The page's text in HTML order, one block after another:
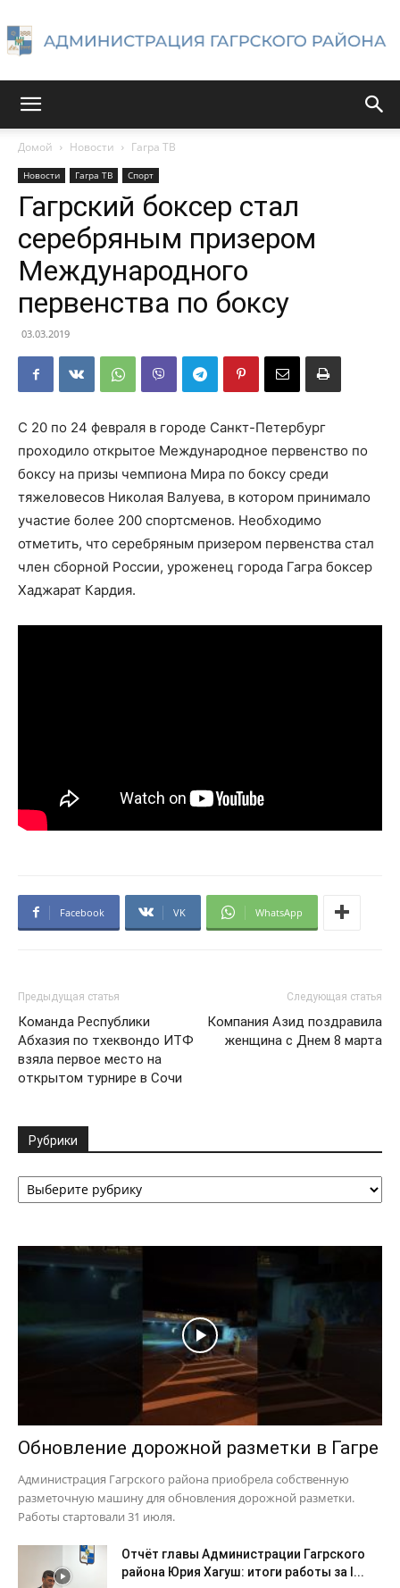
района
Домой Новости Гагра ТВ
Новости Гагра ТВ Спорт
Гагрский боксер стал
серебряным призером
Международного
первенства по боксу
03.03.2019
С 20 по 24 февраля в городе Санкт-Петербург
проходило открытое Международное первенство по
боксу на призы чемпиона Мира по боксу среди
тяжеловесов Николая Валуева, в котором принимало
участие более 200 спортсменов. Необходимо
отметить, что серебряным призером первенства стал
член сборной России, уроженец города Гагра боксер
Хаджарат Кардия.
Facebook VK WhatsApp
Предыдущая статья
Команда Республики
Абхазия по тхеквондо ИТФ
взяла первое место на
открытом турнире в Сочи
Следующая статья
Компания Азид поздравила
женщина с Днем 8 марта
Рубрики
Рубрики
Обновление дорожной разметки в Гагре
Администрация Гагрского района приобрела собственную
разметочную машину для обновления дорожной разметки.
Работы стартовали 31 июля.
Отчёт главы Администрации Гагрского
района Юрия Хагуш: итоги работы за I...